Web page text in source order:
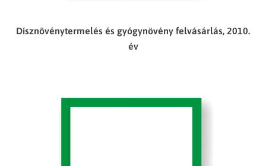
Dísznövénytermelés és gyógynövény felvásárlás, 2010.
év